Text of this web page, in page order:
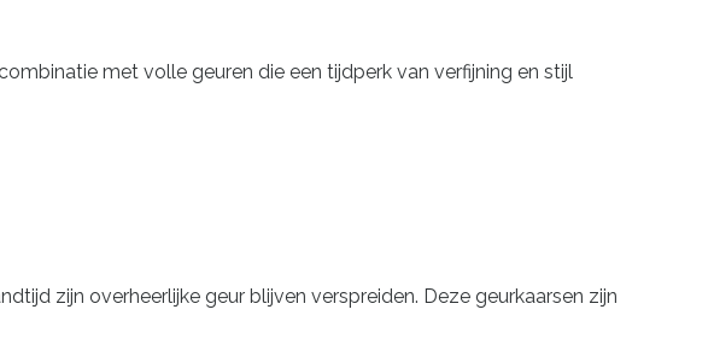
met volle geuren die een tijdperk van verfijning en stijl
zijn overheerlijke geur blijven verspreiden. Deze geurkaarsen zijn